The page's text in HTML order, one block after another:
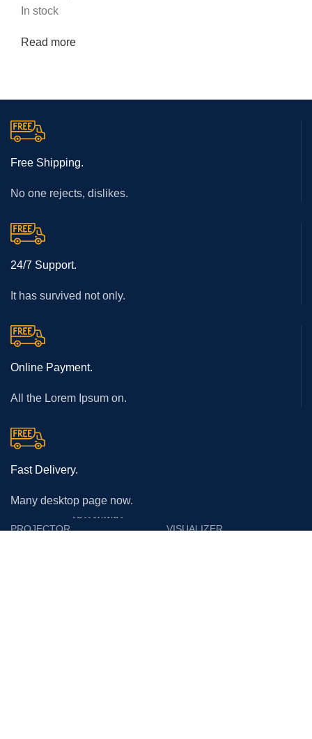
In stock
Read more
Free Shipping.
No one rejects, dislikes.
24/7 Support.
It has survived not only.
Online Payment.
All the Lorem Ipsum on.
Fast Delivery.
Many desktop page now.
PROJECTOR
โปรเจคเตอร์
VISUALIZER